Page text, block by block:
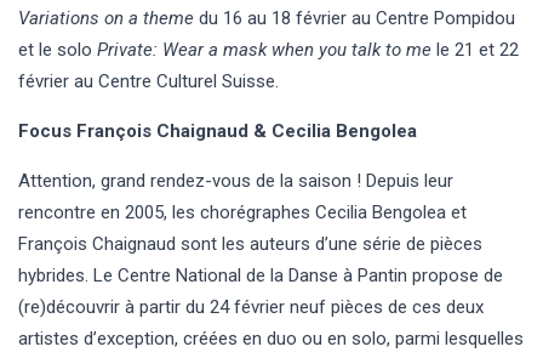
Variations on a theme du 16 au 18 février au Centre Pompidou
et le solo Private: Wear a mask when you talk to me le 21 et 22
février au Centre Culturel Suisse.
Focus François Chaignaud & Cecilia Bengolea
Attention, grand rendez-vous de la saison ! Depuis leur
rencontre en 2005, les chorégraphes Cecilia Bengolea et
François Chaignaud sont les auteurs d’une série de pièces
hybrides. Le Centre National de la Danse à Pantin propose de
(re)découvrir à partir du 24 février neuf pièces de ces deux
artistes d’exception, créées en duo ou en solo, parmi lesquelles